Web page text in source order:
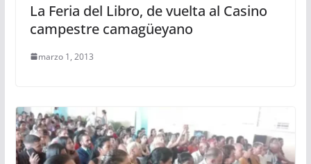
La Feria del Libro, de vuelta al Casino
campestre camagüeyano
marzo 1, 2013